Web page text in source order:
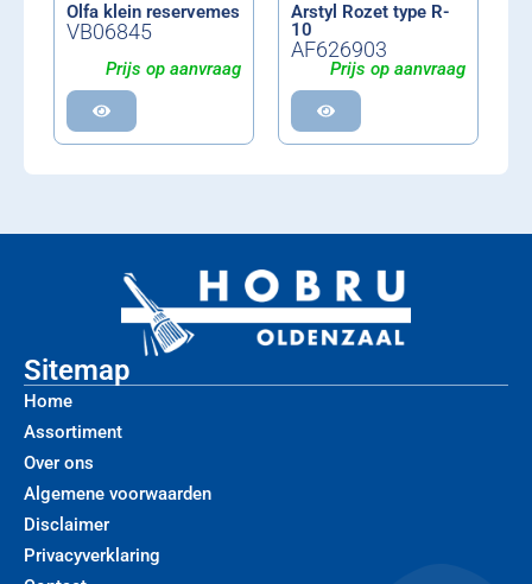
Olfa klein reservemes
VB06845
Prijs op aanvraag
Arstyl Rozet type R-
10
AF626903
Prijs op aanvraag
Sitemap
Home
Assortiment
Over ons
Algemene voorwaarden
Disclaimer
Privacyverklaring